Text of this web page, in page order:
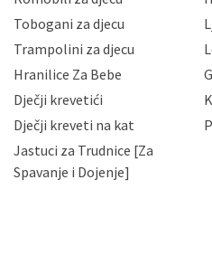
Vaših osobnih podataka
priopćavanje osobnih
zaposlenicima kojima su
slučajevima koji su
da možete u svako doba,
zatražiti prestanak
podataka. Opoziv privole
gore navedenu adresu ili
Tobogani za djecu
Trampolini za djecu
Hranilice Za Bebe
Dječji krevetići
Dječji kreveti na kat
Jastuci za Trudnice [Za
Spavanje i Dojenje]